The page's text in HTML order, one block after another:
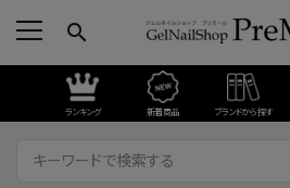
search
ランキング 新着商品 ブランドから探す